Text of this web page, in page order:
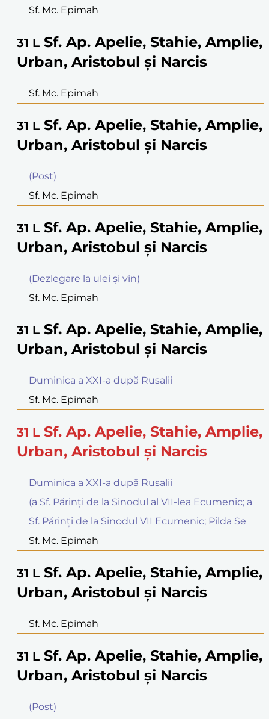
Sf. Mc. Epimah
31 L Sf. Ap. Apelie, Stahie, Amplie,
Urban, Aristobul şi Narcis
Sf. Mc. Epimah
31 L Sf. Ap. Apelie, Stahie, Amplie,
Urban, Aristobul şi Narcis
(Post)
Sf. Mc. Epimah
31 L Sf. Ap. Apelie, Stahie, Amplie,
Urban, Aristobul şi Narcis
(Dezlegare la ulei şi vin)
Sf. Mc. Epimah
31 L Sf. Ap. Apelie, Stahie, Amplie,
Urban, Aristobul şi Narcis
Duminica a XXI-a după Rusalii
Sf. Mc. Epimah
31 L Sf. Ap. Apelie, Stahie, Amplie,
Urban, Aristobul şi Narcis
Duminica a XXI-a după Rusalii
(a Sf. Părinţi de la Sinodul al VII-lea Ecumenic; a
Sf. Părinţi de la Sinodul VII Ecumenic; Pilda Se
Sf. Mc. Epimah
31 L Sf. Ap. Apelie, Stahie, Amplie,
Urban, Aristobul şi Narcis
Sf. Mc. Epimah
31 L Sf. Ap. Apelie, Stahie, Amplie,
Urban, Aristobul şi Narcis
(Post)